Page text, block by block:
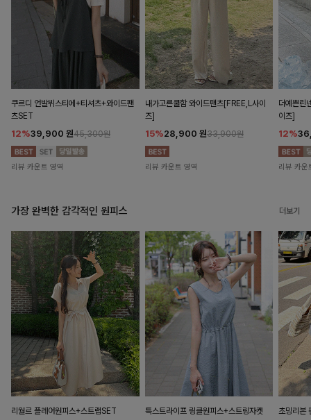
쿠르디 언발뷔스티에+티셔츠+와이드팬
츠SET
12%39,900 원45,300원
리뷰 카운트 영역
내가고른쿨함 와이드팬츠[FREE,L사이
즈]
15%28,900 원33,900원
리뷰 카운트 영역
더예쁜린
이즈]
12%
리뷰 카운
가장 완벽한 감각적인 원피스 더보기
리월르 플레어원피스+스트랩SET
특스트라이프 링클원피스+스트링자켓
초밍리본